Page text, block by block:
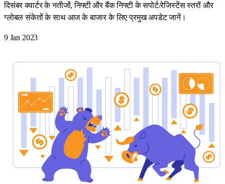
दिसंबर क्वार्टर के नतीजों, निफ्टी और बैंक निफ्टी के सपोर्ट/रेजिस्टेंस स्तरों और
ग्लोबल संकेतों के साथ आज के बाजार के लिए प्रमुख अपडेट जानें।
9 Jan 2023